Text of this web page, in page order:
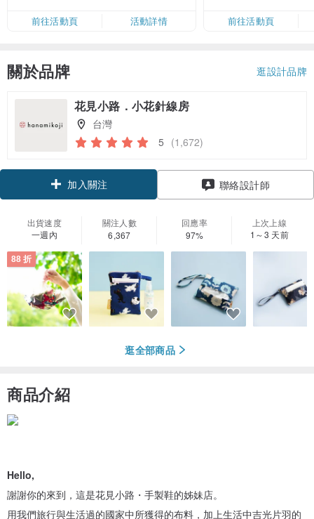
限，額滿即止，僅限「常用信用
卡」結帳）
前往活動頁 活動詳情
前往活動頁
關於品牌 逛設計品牌
花見小路．小花針線房
台灣
5 (1,672)
加入關注 聯絡設計師
出貨速度
一週內
關注人數
6,367
回應率
97%
上次上線
1～3 天前
88 折
逛全部商品
商品介紹
Hello,
謝謝你的來到，這是花見小路・手製鞋的姊妹店。
用我們旅行與生活過的國家中所獲得的布料，加上生活中吉光片羽的